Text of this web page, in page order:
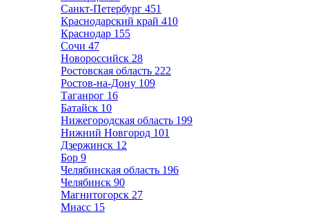
Санкт-Петербург 451
Краснодарский край 410
Краснодар 155
Сочи 47
Новороссийск 28
Ростовская область 222
Ростов-на-Дону 109
Таганрог 16
Батайск 10
Нижегородская область 199
Нижний Новгород 101
Дзержинск 12
Бор 9
Челябинская область 196
Челябинск 90
Магнитогорск 27
Миасс 15